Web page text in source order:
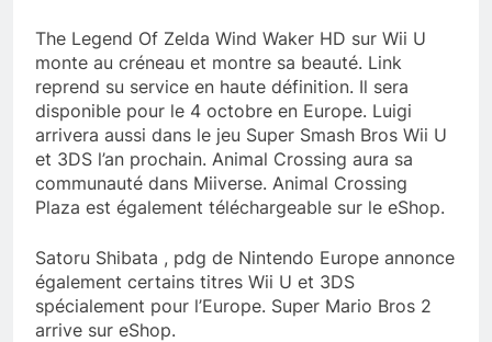
The Legend Of Zelda Wind Waker HD sur Wii U
monte au créneau et montre sa beauté. Link
reprend su service en haute définition. Il sera
disponible pour le 4 octobre en Europe. Luigi
arrivera aussi dans le jeu Super Smash Bros Wii U
et 3DS l’an prochain. Animal Crossing aura sa
communauté dans Miiverse. Animal Crossing
Plaza est également téléchargeable sur le eShop.
Satoru Shibata , pdg de Nintendo Europe annonce
également certains titres Wii U et 3DS
spécialement pour l’Europe. Super Mario Bros 2
arrive sur eShop.